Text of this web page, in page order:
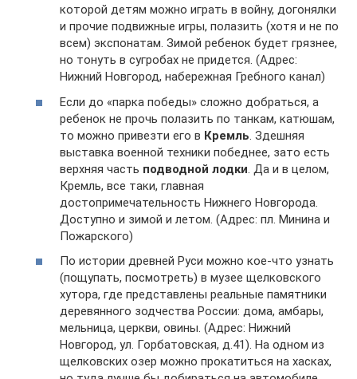
которой детям можно играть в войну, догонялки
и прочие подвижные игры, полазить (хотя и не по
всем) экспонатам. Зимой ребенок будет грязнее,
но тонуть в сугробах не придется. (Адрес:
Нижний Новгород, набережная Гребного канал)
Если до «парка победы» сложно добраться, а
ребенок не прочь полазить по танкам, катюшам,
то можно привезти его в Кремль. Здешняя
выставка военной техники победнее, зато есть
верхняя часть подводной лодки. Да и в целом,
Кремль, все таки, главная
достопримечательность Нижнего Новгорода.
Доступно и зимой и летом. (Адрес: пл. Минина и
Пожарского)
По истории древней Руси можно кое-что узнать
(пощупать, посмотреть) в музее щелковского
хутора, где представлены реальные памятники
деревянного зодчества России: дома, амбары,
мельница, церкви, овины. (Адрес: Нижний
Новгород, ул. Горбатовская, д.41). На одном из
щелковских озер можно прокатиться на хасках,